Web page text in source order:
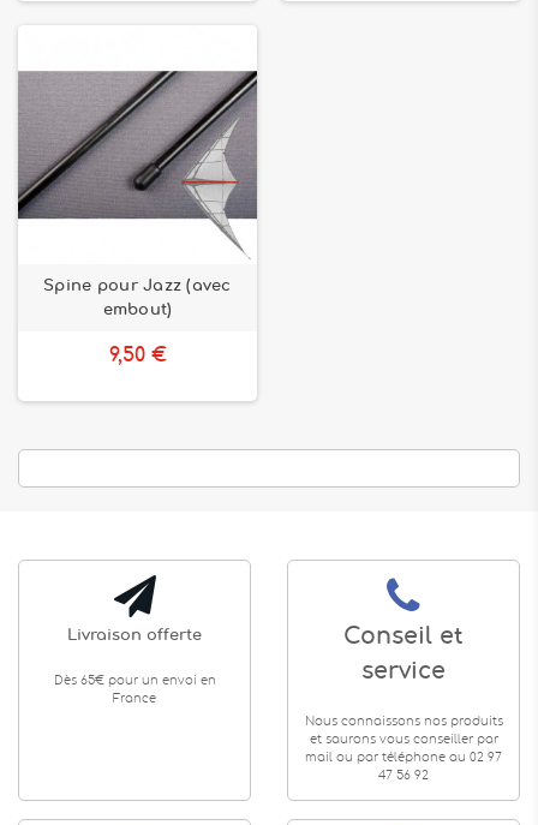
Spine pour Jazz (avec
embout)
9,50 €
Livraison offerte
Dès 65€ pour un envoi en
France
Conseil et
service
Nous connaissons nos produits
et saurons vous conseiller par
mail ou par téléphone au 02 97
47 56 92